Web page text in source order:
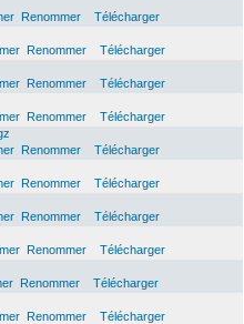
Renommer
Télécharger
Renommer
Télécharger
Renommer
Télécharger
Renommer
Télécharger
Renommer
Télécharger
Renommer
Télécharger
Renommer
Télécharger
Renommer
Télécharger
Renommer
Télécharger
Renommer
Télécharger